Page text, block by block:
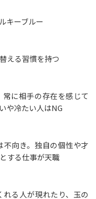
キーブルー
える習慣を持つ
に相手の存在を感じて
や冷たい人はNG
向き。独自の個性や才
する仕事が天職
る人が現れたり、玉の